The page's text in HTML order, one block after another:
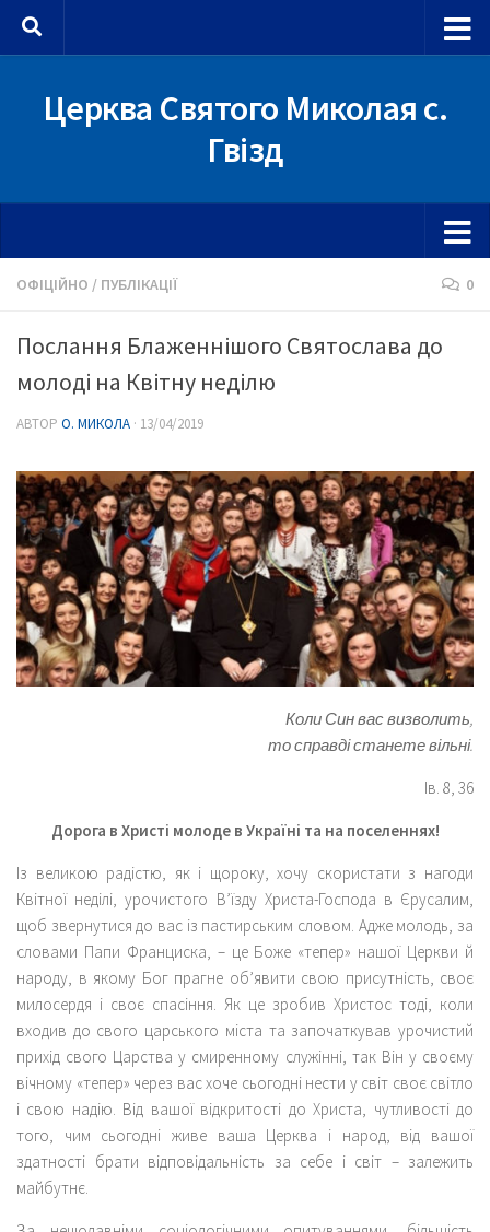
Skip to content
Церква Святого Миколая с.
Гвізд
ОФІЦІЙНО / ПУБЛІКАЦІЇ 0
Послання Блаженнішого Святослава до
молоді на Квітну неділю
АВТОР О. МИКОЛА · 13/04/2019
Коли Син вас визволить,
то справді станете вільні.
Ів. 8, 36
Дорога в Христі молоде в Україні та на поселеннях!
Із великою радістю, як і щороку, хочу скористати з нагоди
Квітної неділі, урочистого В’їзду Христа-Господа в Єрусалим,
щоб звернутися до вас із пастирським словом. Адже молодь, за
словами Папи Франциска, – це Боже «тепер» нашої Церкви й
народу, в якому Бог прагне об’явити свою присутність, своє
милосердя і своє спасіння. Як це зробив Христос тоді, коли
входив до свого царського міста та започаткував урочистий
прихід свого Царства у смиренному служінні, так Він у своєму
вічному «тепер» через вас хоче сьогодні нести у світ своє світло
і свою надію. Від вашої відкритості до Христа, чутливості до
того, чим сьогодні живе ваша Церква і народ, від вашої
здатності брати відповідальність за себе і світ – залежить
майбутнє.